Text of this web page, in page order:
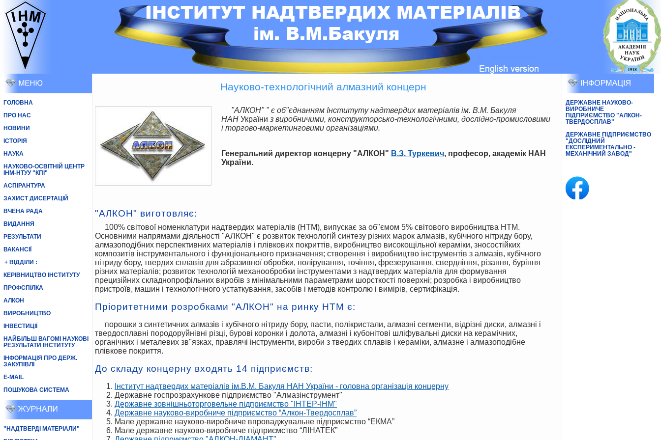
ГОЛОВНА
ПРО НАС
НОВИНИ
ІСТОРІЯ
НАУКА
НАУКОВО-ОСВІТНІЙ ЦЕНТР
ІНМ-НТУУ "КПІ"
АСПІРАНТУРА
ЗАХИСТ ДИСЕРТАЦІЙ
ВЧЕНА РАДА
ВИДАННЯ
РЕЗУЛЬТАТИ
ВАКАНСІЇ
+ ВІДДІЛИ :
КЕРІВНИЦТВО ІНСТИТУТУ
ПРОФСПІЛКА
АЛКОН
ВИРОБНИЦТВО
ІНВЕСТИЦІЇ
НАЙБІЛЬШ ВАГОМІ НАУКОВІ
РЕЗУЛЬТАТИ ІНСТИТУТУ
ІНФОРМАЦІЯ ПРО ДЕРЖ.
ЗАКУПІВЛІ
E-MAIL
ПОШУКОВА СИСТЕМА
"НАДТВЕРДІ МАТЕРІАЛИ"
Науково-технологічний алмазний концерн
"АЛКОН" " є об"єднанням Інституту надтвердих матеріалів ім. В.М. Бакуля
НАН України з виробничими, конструкторсько-технологічними, дослідно-промисловими
і торгово-маркетинговими організаціями.
Генеральний директор концерну "АЛКОН" В.З. Туркевич, професор, академік НАН
України.
"АЛКОН" виготовляє:
100% світової номенклатури надтвердих матеріалів (НТМ), випускає за об"ємом 5% світового виробництва НТМ.
Основними напрямами діяльності "АЛКОН" є розвиток технологій синтезу різних марок алмазів, кубічного нітриду бору,
алмазоподібних перспективних матеріалів і плівкових покриттів, виробництво високощільної кераміки, зносостійких
композитів інструментального і функціонального призначення; створення і виробництво інструментів з алмазів, кубічного
нітриду бору, твердих сплавів для абразивної обробки, полірування, точіння, фрезерування, свердління, різання, буріння
різних матеріалів; розвиток технологій механообробки інструментами з надтвердих матеріалів для формування
прецизійних складнопрофільних виробів з мінімальними параметрами шорсткості поверхні; розробка і виробництво
пристроїв, машин і технологічного устаткування, засобів і методів контролю і вимірів, сертифікація.
Пріоритетними розробками "АЛКОН" на ринку НТМ є:
порошки з синтетичних алмазів і кубічного нітриду бору, пасти, полікристали, алмазні сегменти, відрізні диски, алмазні і
твердосплавні породоруйнівні різці, бурові коронки і долота, алмазні і кубонітові шліфувальні диски на керамічних,
органічних і металевих зв"язках, правлячі інструменти, вироби з твердих сплавів і кераміки, алмазне і алмазоподібне
плівкове покриття.
До складу концерну входять 14 підприємств:
Інститут надтвердих матеріалів ім.В.М. Бакуля НАН України - головна організація концерну
Державне госпрозрахункове підприємство "Алмазінструмент"
Державне зовнішньоторговельне підприємство "ІНТЕР-ІНМ"
Державне науково-виробниче підприємство “Алкон-Твердосплав”
Мале державне науково-виробниче впроваджувальне підприємство “ЕКМА”
Мале державне науково-виробниче підприємство “ЛІНАТЕК”
ДЕРЖАВНЕ НАУКОВО-
ВИРОБНИЧЕ
ПІДПРИЄМСТВО "АЛКОН-
ТВЕРДОСПЛАВ"
ДЕРЖАВНЕ ПІДПРИЄМСТВО
"ДОСЛІДНИЙ
ЕКСПЕРИМЕНТАЛЬНО -
МЕХАНІЧНИЙ ЗАВОД"